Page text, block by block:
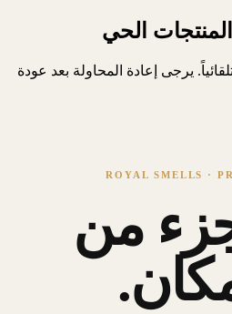
الحي
يرجى إعادة المحاولة بعد عودة
ROYAL SMELLS ·
من